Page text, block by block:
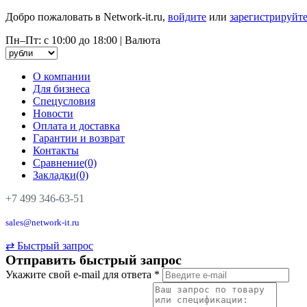
Добро пожаловать в Network-it.ru, войдите или
Пн–Пт: с 10:00 до 18:00 | Валюта
О компании
Для бизнеса
Спецусловия
Новости
Оплата и доставка
Гарантии и возврат
Контакты
Сравнение(0)
Закладки(0)
+7 499 346-63-51
sales@network-it.ru
⇄ Быстрый запрос
Отправить быстрый запрос
Укажите свой e-mail для ответа *